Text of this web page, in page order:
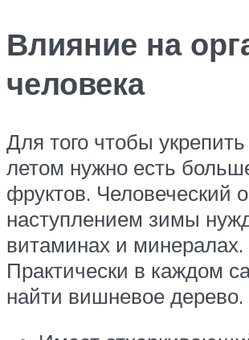
Влияние на
человека
Для того чтобы
летом нужно есть
фруктов. Человеческий
наступлением зимы
витаминах и минералах.
Практически в каждом
найти вишневое